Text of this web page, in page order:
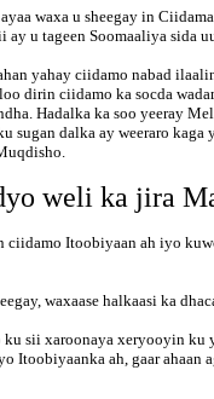
waxa u sheegay in
u tageen Soomaaliya sida
yahay ciidamo nabad
dirin ciidamo ka socda
Hadalka ka soo yeeray
sugan dalka ay weeraro
weli ka jira
ciidamo Itoobiyaan ah iyo
waxaase halkaasi ka
sii xaroonaya xeryooyin
ah, gaar ahaan